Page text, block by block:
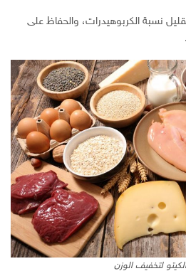
نسبة الكربوهيدرات، والحفاظ على
لتخفيف الوزن